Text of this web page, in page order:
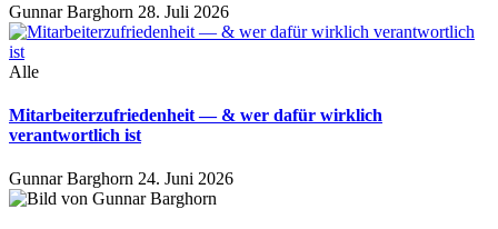
Gunnar Barghorn 28. Juli 2026
Alle
Mitarbeiterzufriedenheit — & wer dafür wirklich
verantwortlich ist
Gunnar Barghorn 24. Juni 2026